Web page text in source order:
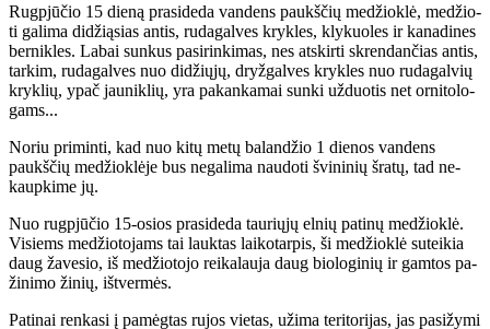
Rug­pjū­čio 15 die­ną pra­si­de­da van­dens paukš­čių me­džiok­lė, me­džio­
ti ga­li­ma di­dži­ą­sias an­tis, ru­da­gal­ves kryk­les, kly­kuo­les ir ka­na­di­nes
ber­nik­les. La­bai sun­kus pa­si­rin­ki­mas, nes at­skir­ti skren­dan­čias an­tis,
tar­kim, ru­da­gal­ves nuo di­džių­jų, dryž­gal­ves kryk­les nuo ru­da­gal­vių
kryk­lių, ypač jau­nik­lių, yra pa­kan­ka­mai sun­ki už­duo­tis net or­ni­to­lo­
gams...
No­riu pri­min­ti, kad nuo ki­tų me­tų ba­lan­džio 1 die­nos van­dens
paukš­čių me­džiok­lė­je bus ne­ga­li­ma nau­do­ti švi­ni­nių šra­tų, tad ne­
kaup­ki­me jų.
Nuo rug­pjū­čio 15-osios pra­si­de­da tau­rių­jų el­nių pa­ti­nų me­džiok­lė.
Vi­siems me­džio­to­jams tai lauk­tas lai­ko­tar­pis, ši me­džiok­lė su­tei­kia
daug ža­ve­sio, iš me­džio­to­jo rei­ka­lau­ja daug bio­lo­gi­nių ir gam­tos pa­
ži­ni­mo ži­nių, iš­tver­mės.
Pa­ti­nai ren­ka­si į pa­mėg­tas ru­jos vie­tas, už­ima te­ri­to­ri­jas, jas pa­si­žy­mi